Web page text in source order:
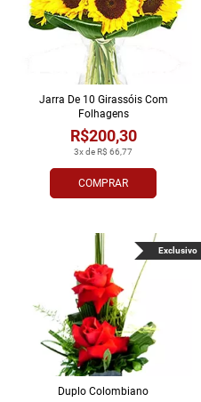
COMPRAR
3x de R$ 66,77
R$200,30
Jarra De 10 Girassóis Com
Folhagens
Duplo Colombiano
Exclusivo